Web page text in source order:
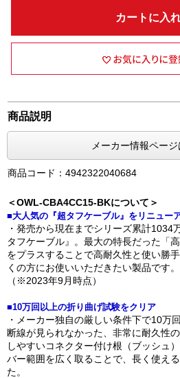
カートに入
商品説明
メーカー情報ペー
商品コード：4942322040684
＜OWL-CBA4CC15-BKについて＞
■大人気の『超タフケーブル』をリニュー
・発売から現在までシリーズ累計
タフケーブル』。最大の特長だった「
をプラスすることで高耐久性と使い勝
くの方にお使いいただきたい製品です。
（※2023年9月時点）
■10万回以上の折り曲げ試験をクリア
・メーカー独自の厳しい条件下で10万
断線が見られなかった、非常に耐久性
しやすいコネクター付け根（ブッシュ
バー範囲を広く取ることで、長く使え
た。